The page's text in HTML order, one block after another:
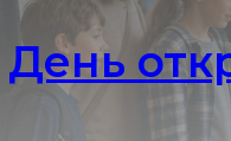
День